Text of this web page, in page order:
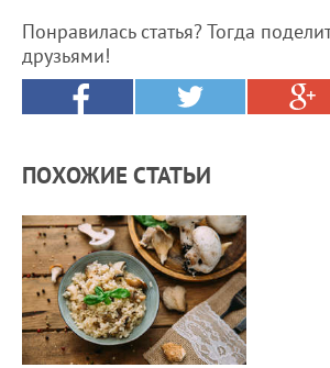
Понравилась статья? Тогда
друзьями!
ПОХОЖИЕ СТАТЬИ